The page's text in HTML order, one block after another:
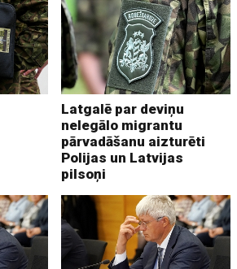
Latgalē par deviņu
nelegālo migrantu
pārvadāšanu aizturēti
Polijas un Latvijas
pilsoņi